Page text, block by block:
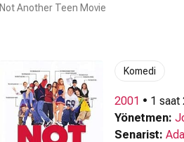
Not Another Teen Movie
Komedi
2001 • 1 saat
Yönetmen:
Senarist: